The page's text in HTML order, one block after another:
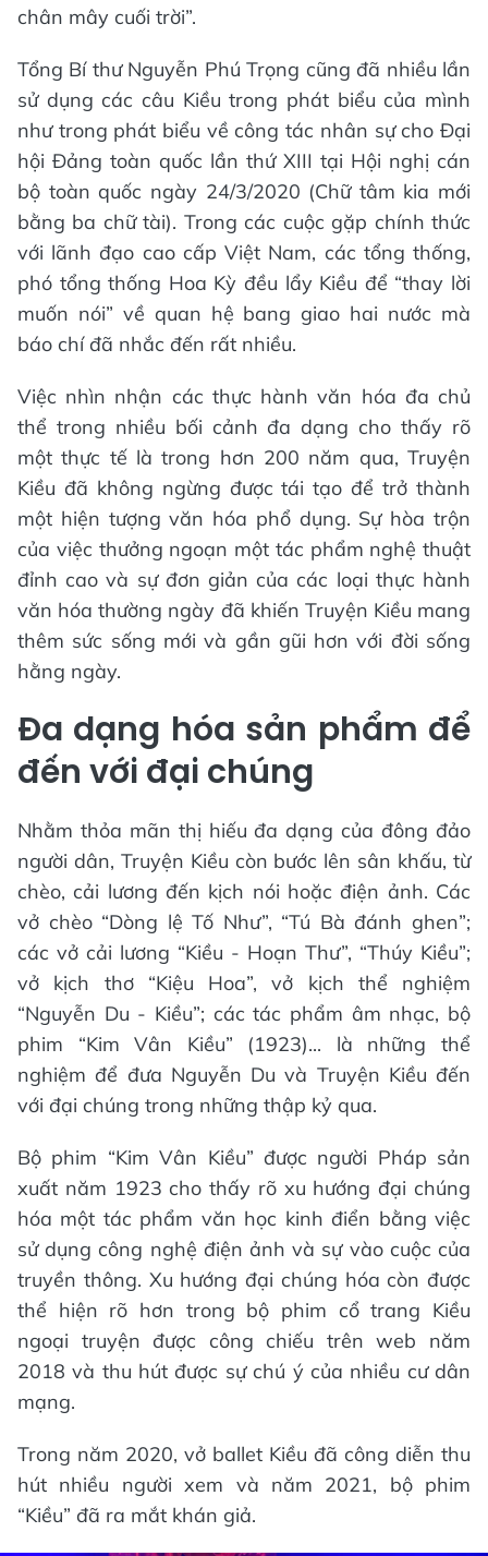
chân mây cuối trời”.
Tổng Bí thư Nguyễn Phú Trọng cũng đã nhiều lần
sử dụng các câu Kiều trong phát biểu của mình
như trong phát biểu về công tác nhân sự cho Đại
hội Đảng toàn quốc lần thứ XIII tại Hội nghị cán
bộ toàn quốc ngày 24/3/2020 (Chữ tâm kia mới
bằng ba chữ tài). Trong các cuộc gặp chính thức
với lãnh đạo cao cấp Việt Nam, các tổng thống,
phó tổng thống Hoa Kỳ đều lẩy Kiều để “thay lời
muốn nói” về quan hệ bang giao hai nước mà
báo chí đã nhắc đến rất nhiều.
Việc nhìn nhận các thực hành văn hóa đa chủ
thể trong nhiều bối cảnh đa dạng cho thấy rõ
một thực tế là trong hơn 200 năm qua, Truyện
Kiều đã không ngừng được tái tạo để trở thành
một hiện tượng văn hóa phổ dụng. Sự hòa trộn
của việc thưởng ngoạn một tác phẩm nghệ thuật
đỉnh cao và sự đơn giản của các loại thực hành
văn hóa thường ngày đã khiến Truyện Kiều mang
thêm sức sống mới và gần gũi hơn với đời sống
hằng ngày.
Đa dạng hóa sản phẩm để
đến với đại chúng
Nhằm thỏa mãn thị hiếu đa dạng của đông đảo
người dân, Truyện Kiều còn bước lên sân khấu, từ
chèo, cải lương đến kịch nói hoặc điện ảnh. Các
vở chèo “Dòng lệ Tố Như”, “Tú Bà đánh ghen”;
các vở cải lương “Kiều - Hoạn Thư”, “Thúy Kiều”;
vở kịch thơ “Kiệu Hoa”, vở kịch thể nghiệm
“Nguyễn Du - Kiều”; các tác phẩm âm nhạc, bộ
phim “Kim Vân Kiều” (1923)... là những thể
nghiệm để đưa Nguyễn Du và Truyện Kiều đến
với đại chúng trong những thập kỷ qua.
Bộ phim “Kim Vân Kiều” được người Pháp sản
xuất năm 1923 cho thấy rõ xu hướng đại chúng
hóa một tác phẩm văn học kinh điển bằng việc
sử dụng công nghệ điện ảnh và sự vào cuộc của
truyền thông. Xu hướng đại chúng hóa còn được
thể hiện rõ hơn trong bộ phim cổ trang Kiều
ngoại truyện được công chiếu trên web năm
2018 và thu hút được sự chú ý của nhiều cư dân
mạng.
Trong năm 2020, vở ballet Kiều đã công diễn thu
hút nhiều người xem và năm 2021, bộ phim
“Kiều” đã ra mắt khán giả.